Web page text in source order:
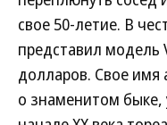
свое 50-летие. В
представил
долларов. Свое имя
о знаменитом